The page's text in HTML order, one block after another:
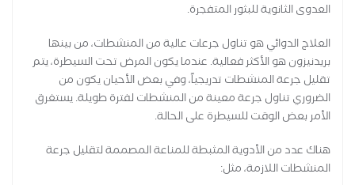
العدوى الثانوية للبثور المتفجرة.
العلاج الدوائي هو تناول جرعات عالية من المنشطات، من بينها
بريدنيزون هو الأكثر فعالية. عندما يكون المرض تحت السيطرة، يتم
تقليل جرعة المنشطات تدريجياً، وفي بعض الأحيان يكون من
الضروري تناول جرعة معينة من المنشطات لفترة طويلة. يستغرق
الأمر بعض الوقت للسيطرة على الحالة.
هناك عدد من الأدوية المثبطة للمناعة المصممة لتقليل جرعة
المنشطات اللازمة، مثل: